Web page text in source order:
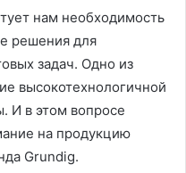
нам необходимость
решения для
задач. Одно из
высокотехнологичной
И в этом вопросе
на продукцию
Grundig.